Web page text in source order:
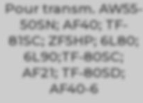
Pour transm. AW55-
50SN; AF40; TF-
81SC; ZF5HP; 6L80;
6L90;TF-80SC;
AF21; TF-80SD;
AF40-6